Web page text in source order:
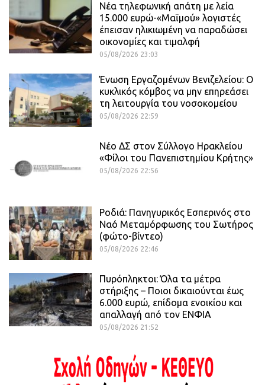
Νέα τηλεφωνική απάτη με λεία
15.000 ευρώ-«Μαϊμού» λογιστές
έπεισαν ηλικιωμένη να παραδώσει
οικονομίες και τιμαλφή
05/08/2026 23:03
Ένωση Εργαζομένων Βενιζελείου: Ο
κυκλικός κόμβος να μην επηρεάσει
τη λειτουργία του νοσοκομείου
05/08/2026 22:59
Νέο ΔΣ στον Σύλλογο Ηρακλείου
«Φίλοι του Πανεπιστημίου Κρήτης»
05/08/2026 22:56
Ροδιά: Πανηγυρικός Εσπερινός στο
Ναό Μεταμόρφωσης του Σωτήρος
(φώτο-βίντεο)
05/08/2026 22:46
Πυρόπληκτοι: Όλα τα μέτρα
στήριξης – Ποιοι δικαιούνται έως
6.000 ευρώ, επίδομα ενοικίου και
απαλλαγή από τον ΕΝΦΙΑ
05/08/2026 21:52